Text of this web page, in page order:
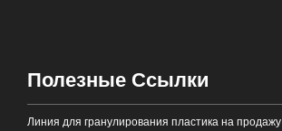
Полезные Ссылки
Линия для гранулирования пластика на продажу